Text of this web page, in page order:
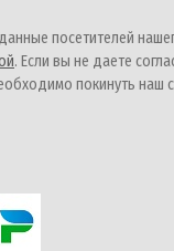
посетителей
. Если вы не даете
покинуть наш